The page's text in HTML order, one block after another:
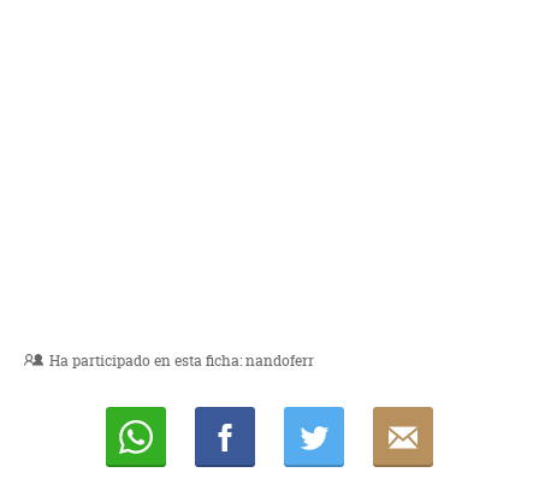
Ha participado en esta ficha:nandoferr